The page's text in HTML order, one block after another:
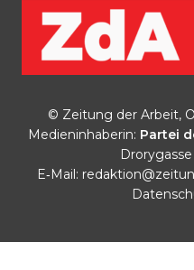
© Zeitung der Arbeit,
Medieninhaberin: Partei
E‑Mail: